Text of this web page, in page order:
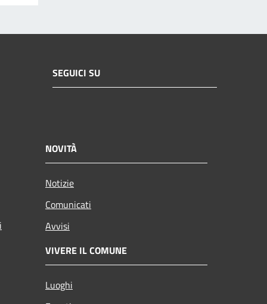
SEGUICI SU
NOVITÀ
Notizie
Comunicati
Avvisi
VIVERE IL COMUNE
Luoghi